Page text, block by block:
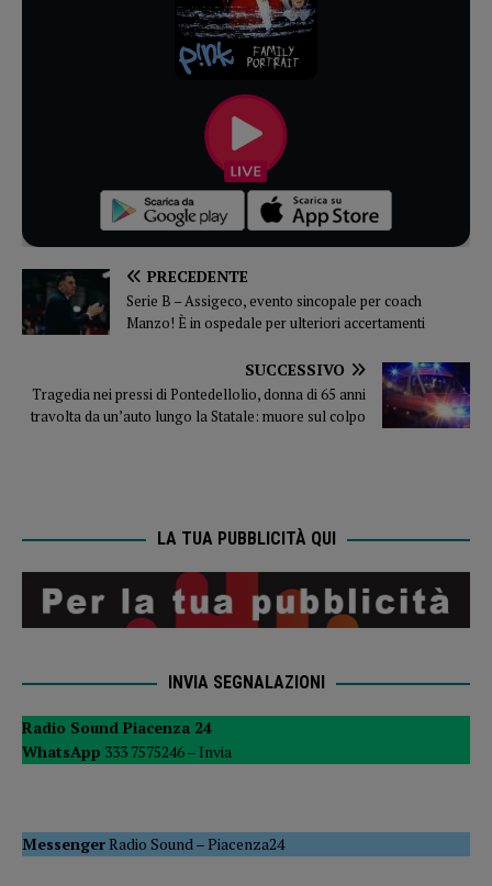
PRECEDENTE
Serie B – Assigeco, evento sincopale per coach
Manzo! È in ospedale per ulteriori accertamenti
SUCCESSIVO
Tragedia nei pressi di Pontedellolio, donna di 65 anni
travolta da un’auto lungo la Statale: muore sul colpo
LA TUA PUBBLICITÀ QUI
INVIA SEGNALAZIONI
Radio Sound Piacenza 24
WhatsApp 333 7575246 – Invia
MessengerRadio Sound –Piacenza24